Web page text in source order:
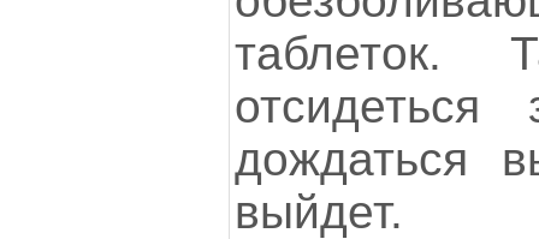
таблеток.
дождаться
выйдет.